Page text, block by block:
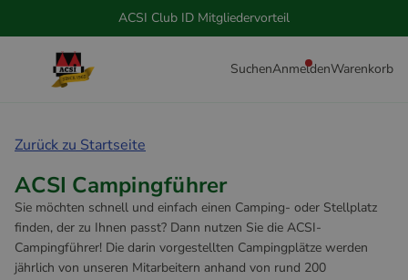
ACSI Club ID Mitgliedervorteil
SuchenAnmeldenWarenkorb
Zurück zu Startseite
ACSI Campingführer
Sie möchten schnell und einfach einen Camping- oder Stellplatz
finden, der zu Ihnen passt? Dann nutzen Sie die ACSI-
Campingführer! Die darin vorgestellten Campingplätze werden
jährlich von unseren Mitarbeitern anhand von rund 200